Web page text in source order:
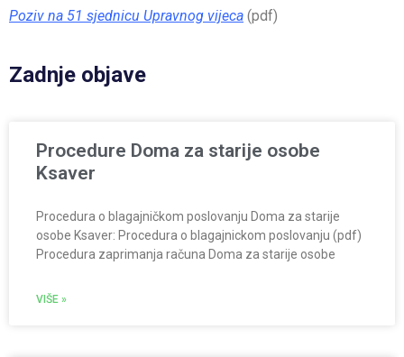
Poziv na 51 sjednicu Upravnog vijeca (pdf)
Zadnje objave
Procedure Doma za starije osobe
Ksaver
Procedura o blagajničkom poslovanju Doma za starije
osobe Ksaver: Procedura o blagajnickom poslovanju (pdf)
Procedura zaprimanja računa Doma za starije osobe
VIŠE »